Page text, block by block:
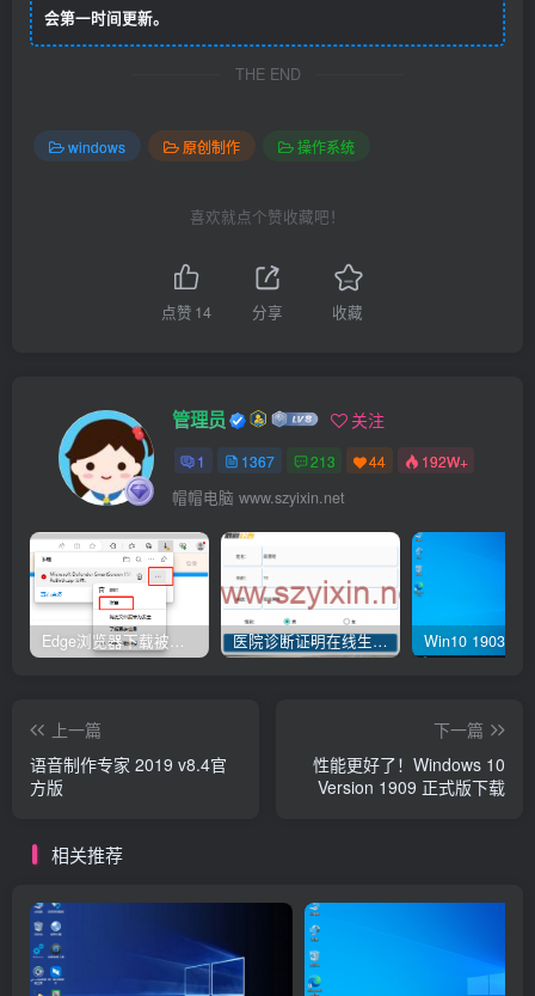
会第一时间更新。
THE END
windows 原创制作 操作系统
喜欢就点个赞收藏吧！
点赞 14 分享 收藏
管理员 关注
1 1367 213 44 192W+
帽帽电脑 www.szyixin.net
Edge浏览器下载被阻止 已阻止此不安全的文件是什么原因呢 医院诊断证明在线生成器-安卓APP
上一篇
语音制作专家 2019 v8.4官
方版
下一篇
性能更好了！Windows 10
Version 1909 正式版下载
相关推荐